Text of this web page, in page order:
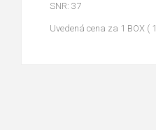
SNR: 37
Uvedená cena za 1 BOX (